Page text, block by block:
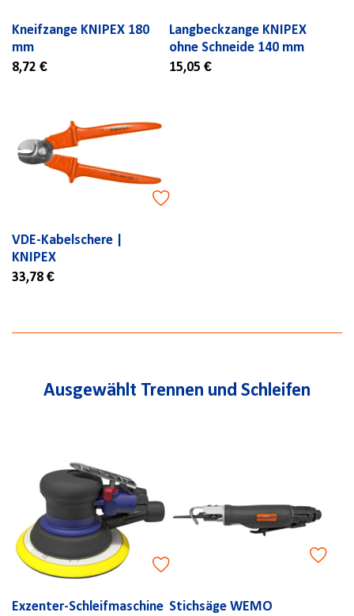
Kneifzange KNIPEX 180
mm
8,72 €
Langbeckzange KNIPEX
ohne Schneide 140 mm
15,05 €
VDE-Kabelschere |
KNIPEX
33,78 €
Ausgewählt Trennen und Schleifen
Exzenter-Schleifmaschine Stichsäge WEMO